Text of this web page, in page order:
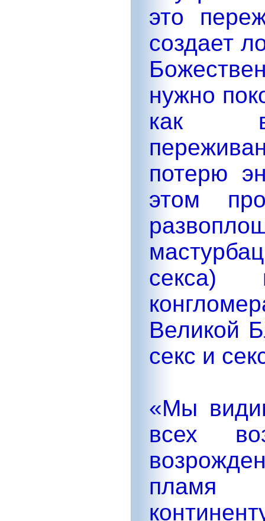
это
создает
нужно
как
потерю
этом
секса)
Великой
секс и
«Мы
всех
пламя